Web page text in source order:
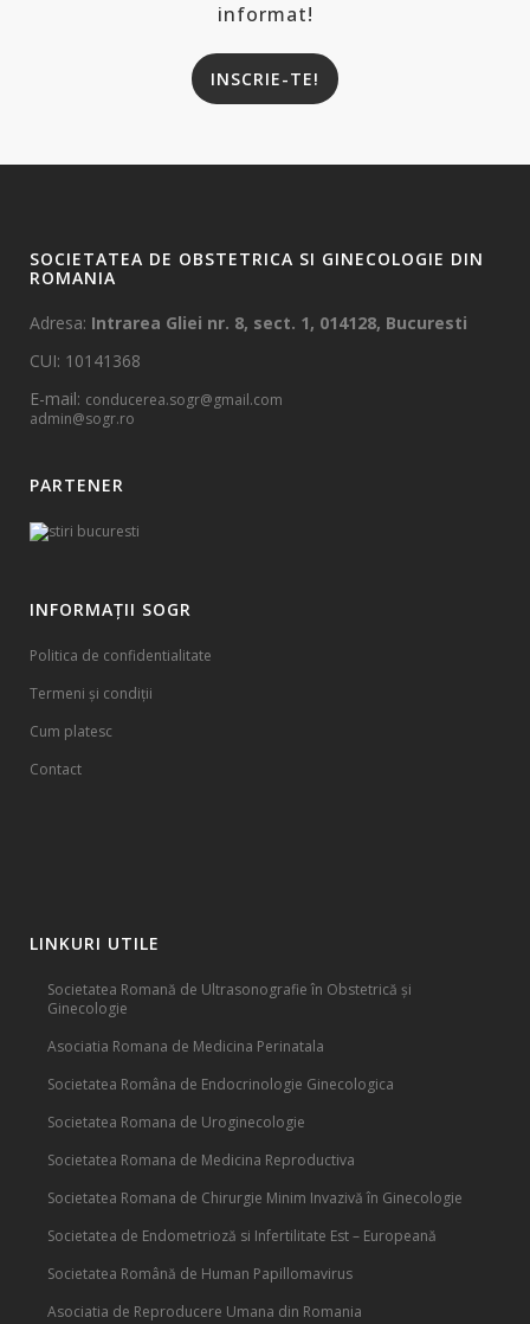
informat!
INSCRIE-TE!
SOCIETATEA DE OBSTETRICA SI GINECOLOGIE DIN
ROMANIA
Adresa: Intrarea Gliei nr. 8, sect. 1, 014128, Bucuresti
CUI: 10141368
E-mail: conducerea.sogr@gmail.com
admin@sogr.ro
PARTENER
INFORMAȚII SOGR
Politica de confidentialitate
Termeni și condiții
Cum platesc
Contact
LINKURI UTILE
Societatea Romană de Ultrasonografie în Obstetrică și
Ginecologie
Asociatia Romana de Medicina Perinatala
Societatea Româna de Endocrinologie Ginecologica
Societatea Romana de Uroginecologie
Societatea Romana de Medicina Reproductiva
Societatea Romana de Chirurgie Minim Invazivă în Ginecologie
Societatea de Endometrioză si Infertilitate Est – Europeană
Societatea Română de Human Papillomavirus
Asociatia de Reproducere Umana din Romania